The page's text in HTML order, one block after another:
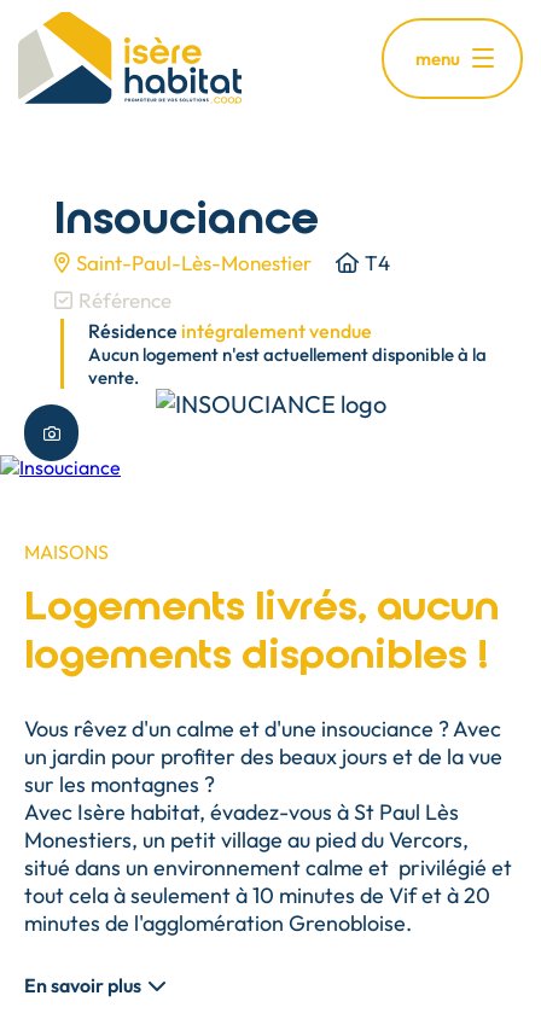
au
contenu
principal
menu
Insouciance
Saint-Paul-Lès-Monestier
T4
Référence
Résidence intégralement vendue
Aucun logement n'est actuellement disponible à la
vente.
Plus de photos
MAISONS
Logements livrés, aucun
logements disponibles !
Vous rêvez d'un calme et d'une insouciance ? Avec
un jardin pour profiter des beaux jours et de la vue
sur les montagnes ?
Avec Isère habitat, évadez-vous à St Paul Lès
Monestiers, un petit village au pied du Vercors,
situé dans un environnement calme et privilégié et
tout cela à seulement à 10 minutes de Vif et à 20
minutes de l'agglomération Grenobloise.
En savoir plus